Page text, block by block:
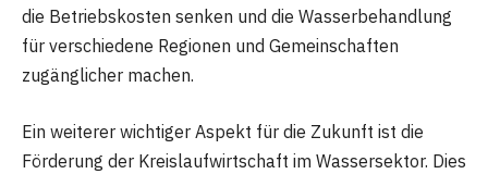
die Betriebskosten senken und die Wasserbehandlung
für verschiedene Regionen und Gemeinschaften
zugänglicher machen.
Ein weiterer wichtiger Aspekt für die Zukunft ist die
Förderung der Kreislaufwirtschaft im Wassersektor. Dies